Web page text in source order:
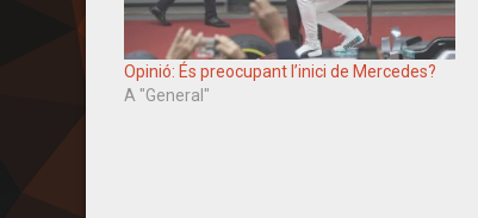
Opinió: És preocupant l’inici de Mercedes?
A "General"